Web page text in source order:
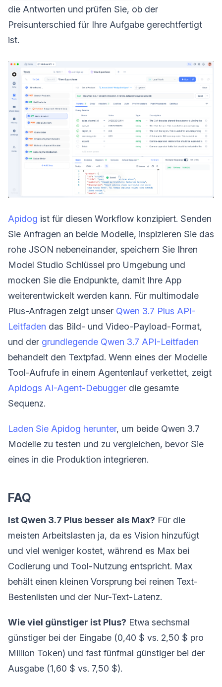
die Antworten und prüfen Sie, ob der
Preisunterschied für Ihre Aufgabe gerechtfertigt
ist.
Apidog ist für diesen Workflow konzipiert. Senden
Sie Anfragen an beide Modelle, inspizieren Sie das
rohe JSON nebeneinander, speichern Sie Ihren
Model Studio Schlüssel pro Umgebung und
mocken Sie die Endpunkte, damit Ihre App
weiterentwickelt werden kann. Für multimodale
Plus-Anfragen zeigt unser Qwen 3.7 Plus API-
Leitfaden das Bild- und Video-Payload-Format,
und der grundlegende Qwen 3.7 API-Leitfaden
behandelt den Textpfad. Wenn eines der Modelle
Tool-Aufrufe in einem Agentenlauf verkettet, zeigt
Apidogs AI-Agent-Debugger die gesamte
Sequenz.
Laden Sie Apidog herunter, um beide Qwen 3.7
Modelle zu testen und zu vergleichen, bevor Sie
eines in die Produktion integrieren.
FAQ
Ist Qwen 3.7 Plus besser als Max? Für die
meisten Arbeitslasten ja, da es Vision hinzufügt
und viel weniger kostet, während es Max bei
Codierung und Tool-Nutzung entspricht. Max
behält einen kleinen Vorsprung bei reinen Text-
Bestenlisten und der Nur-Text-Latenz.
Wie viel günstiger ist Plus? Etwa sechsmal
günstiger bei der Eingabe (0,40 $ vs. 2,50 $ pro
Million Token) und fast fünfmal günstiger bei der
Ausgabe (1,60 $ vs. 7,50 $).